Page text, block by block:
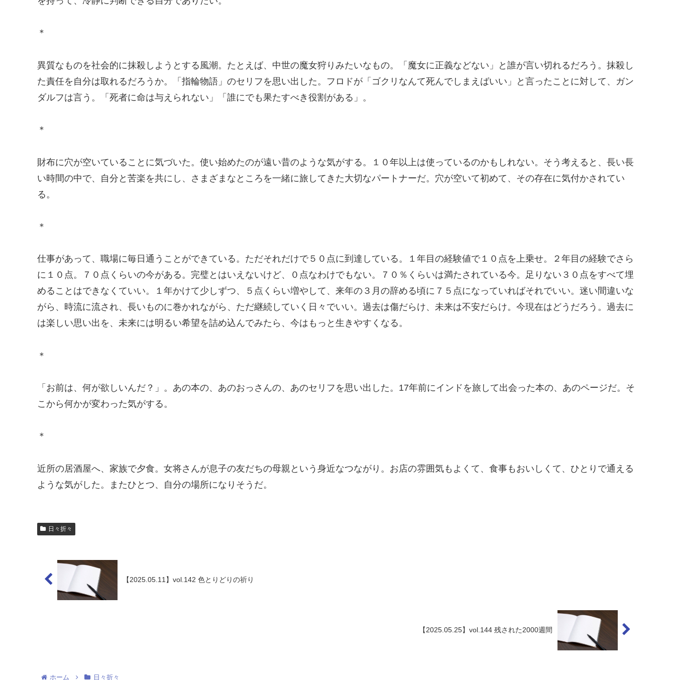
＊
異質なものを社会的に抹殺しようとする風潮。たとえば、中世の魔女狩りみたいなもの。「魔女に正義などない」と誰が言い切れるだろう。抹殺し
た責任を自分は取れるだろうか。「指輪物語」のセリフを思い出した。フロドが「ゴクリなんて死んでしまえばいい」と言ったことに対して、ガン
ダルフは言う。「死者に命は与えられない」「誰にでも果たすべき役割がある」。
＊
財布に穴が空いていることに気づいた。使い始めたのが遠い昔のような気がする。１０年以上は使っているのかもしれない。そう考えると、長い長
い時間の中で、自分と苦楽を共にし、さまざまなところを一緒に旅してきた大切なパートナーだ。穴が空いて初めて、その存在に気付かされてい
る。
＊
仕事があって、職場に毎日通うことができている。ただそれだけで５０点に到達している。１年目の経験値で１０点を上乗せ。２年目の経験でさら
に１０点。７０点くらいの今がある。完璧とはいえないけど、０点なわけでもない。７０％くらいは満たされている今。足りない３０点をすべて埋
めることはできなくていい。１年かけて少しずつ、５点くらい増やして、来年の３月の辞める頃に７５点になっていればそれでいい。迷い間違いな
がら、時流に流され、長いものに巻かれながら、ただ継続していく日々でいい。過去は傷だらけ、未来は不安だらけ。今現在はどうだろう。過去に
は楽しい思い出を、未来には明るい希望を詰め込んでみたら、今はもっと生きやすくなる。
＊
「お前は、何が欲しいんだ？」。あの本の、あのおっさんの、あのセリフを思い出した。17年前にインドを旅して出会った本の、あのページだ。そ
こから何かが変わった気がする。
＊
近所の居酒屋へ、家族で夕食。女将さんが息子の友だちの母親という身近なつながり。お店の雰囲気もよくて、食事もおいしくて、ひとりで通える
ような気がした。またひとつ、自分の場所になりそうだ。
日々折々
【2025.05.11】vol.142 色とりどりの祈り
【2025.05.25】vol.144 残された2000週間
ホーム 日々折々